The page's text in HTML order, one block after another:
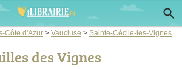
Côte d'Azur > Vaucluse > Sainte-Cécile-les-Vignes
des Vignes